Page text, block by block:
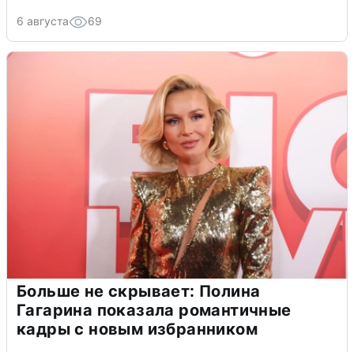
6 августа 69
Больше не скрывает: Полина
Гагарина показала романтичные
кадры с новым избранником